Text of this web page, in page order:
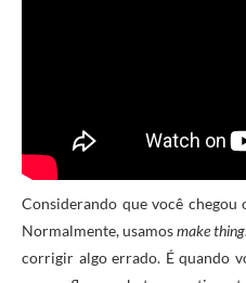
Considerando que você chegou
Normalmente, usamosmake
corrigir algo errado. É quando